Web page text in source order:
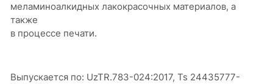
меламиноалкидных лакокрасочных материалов, а
также
в процессе печати.
Выпускается по: UzTR.783-024:2017, Ts 24435777-